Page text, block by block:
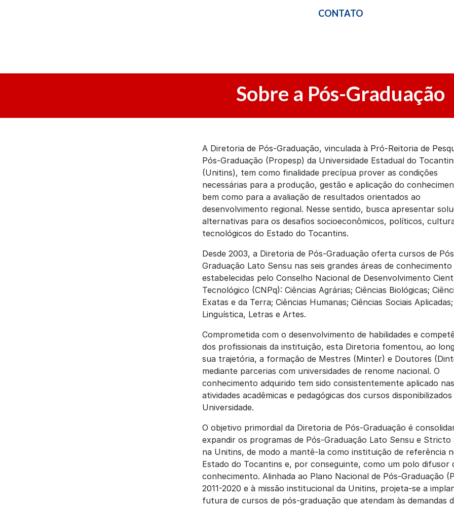
CONTATO
Sobre a Pós-Graduação
A Diretoria de Pós-Graduação, vinculada à Pró-Reitoria de
Pós-Graduação (Propesp) da Universidade Estadual do
(Unitins), tem como finalidade precípua prover as condições
necessárias para a produção, gestão e aplicação do
bem como para a avaliação de resultados orientados ao
desenvolvimento regional. Nesse sentido, busca apresentar
alternativas para os desafios socioeconômicos, políticos,
tecnológicos do Estado do Tocantins.
Desde 2003, a Diretoria de Pós-Graduação oferta cursos de
Graduação Lato Sensu nas seis grandes áreas de conhecimento
estabelecidas pelo Conselho Nacional de Desenvolvimento
Tecnológico (CNPq): Ciências Agrárias; Ciências Biológicas;
Exatas e da Terra; Ciências Humanas; Ciências Sociais
Linguística, Letras e Artes.
Comprometida com o desenvolvimento de habilidades e
dos profissionais da instituição, esta Diretoria fomentou, ao
sua trajetória, a formação de Mestres (Minter) e Doutores
mediante parcerias com universidades de renome nacional. O
conhecimento adquirido tem sido consistentemente aplicado nas
atividades acadêmicas e pedagógicas dos cursos
Universidade.
O objetivo primordial da Diretoria de Pós-Graduação é
expandir os programas de Pós-Graduação Lato Sensu e Stricto
na Unitins, de modo a mantê-la como instituição de referência
Estado do Tocantins e, por conseguinte, como um polo difusor
conhecimento. Alinhada ao Plano Nacional de Pós-Graduação
2011-2020 e à missão institucional da Unitins, projeta-se a
futura de cursos de pós-graduação que atendam às demandas